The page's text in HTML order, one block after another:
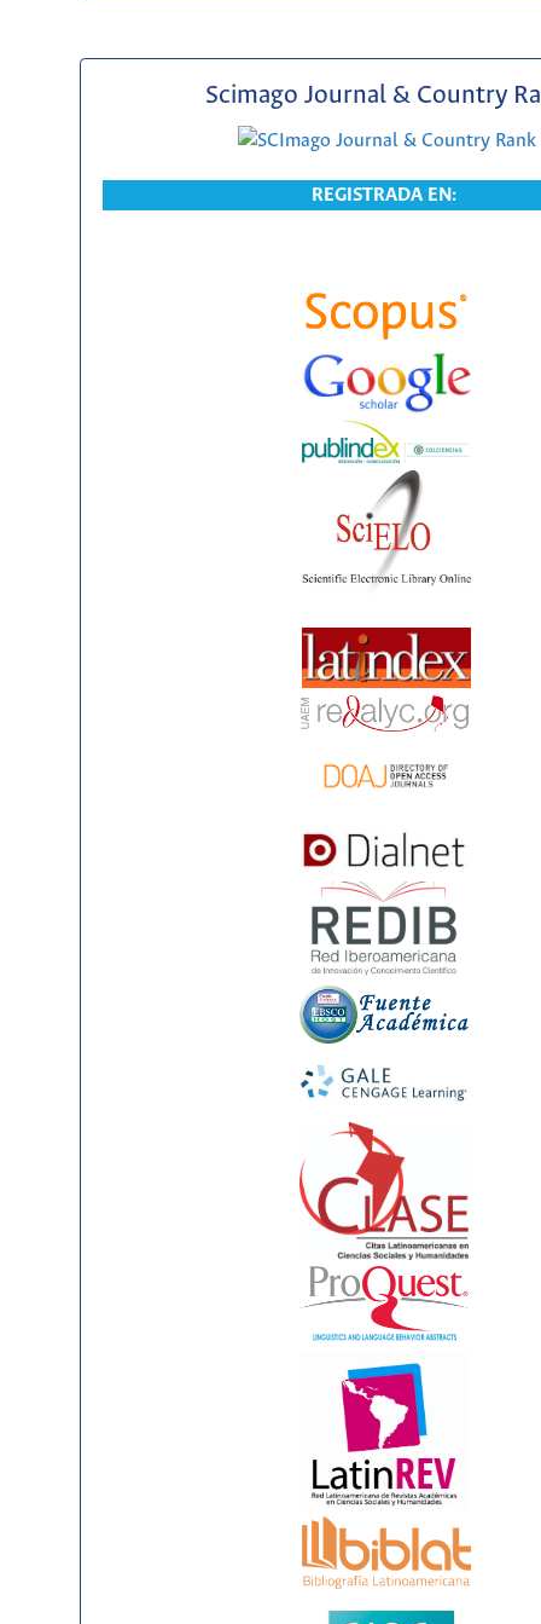
Scimago Journal & Country
REGISTRADA EN: